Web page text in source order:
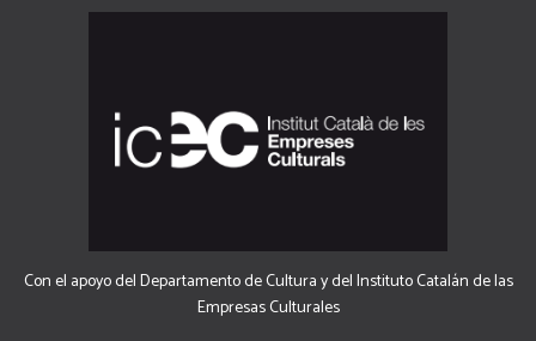
Con el apoyo del Departamento de Cultura y del Instituto Catalán de las
Empresas Culturales